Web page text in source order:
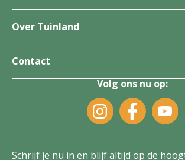
Over Tuinland
Contact
Volg ons nu op:
Schrijf je nu in en blijf altijd op de